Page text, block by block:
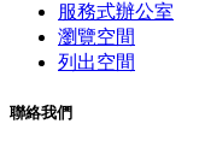
服務式辦公室
瀏覽空間
列出空間
聯絡我們